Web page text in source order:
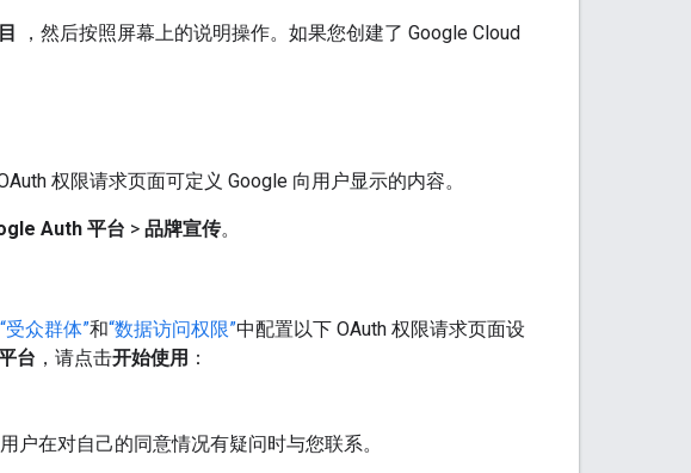
，然后按照屏幕上的说明操作。如果您创建了 Google Cloud
权限请求页面可定义 Google 向用户显示的内容。
Auth 平台 > 品牌宣传。
“受众群体”和“数据访问权限”中配置以下 OAuth 权限请求页面设
台 ，请点击开始使用 ：
户在对自己的同意情况有疑问时与您联系。